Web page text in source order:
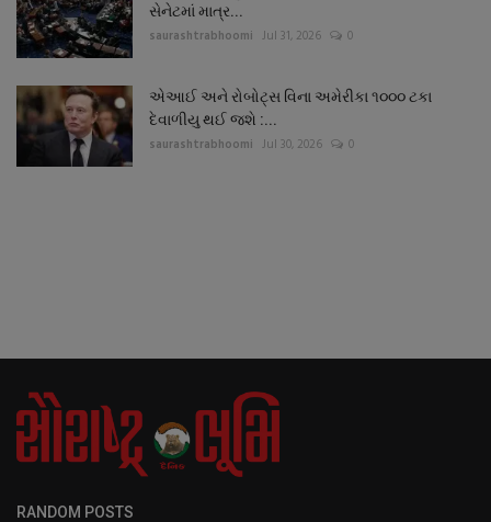
સેનેટમાં માત્ર...
saurashtrabhoomi Jul 31, 2026 0
એઆઈ અને રોબોટ્સ વિના અમેરીકા ૧૦૦૦ ટકા
દેવાળીયુ થઈ જશે :...
saurashtrabhoomi Jul 30, 2026 0
RANDOM POSTS